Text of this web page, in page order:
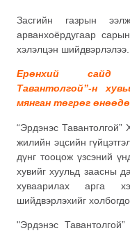
Засгийн газрын
арванхоёрдугаар
хэлэлцэн шийдвэрлэлээ.
Ерөнхий сайд
Тавантолгой”-н
мянган төгрөг
“Эрдэнэс
жилийн эцсийн
дүнг тооцож үзсэний
хувийг хуульд заасны
хуваарилах арга
шийдвэрлэхийг
"Эрдэнэс